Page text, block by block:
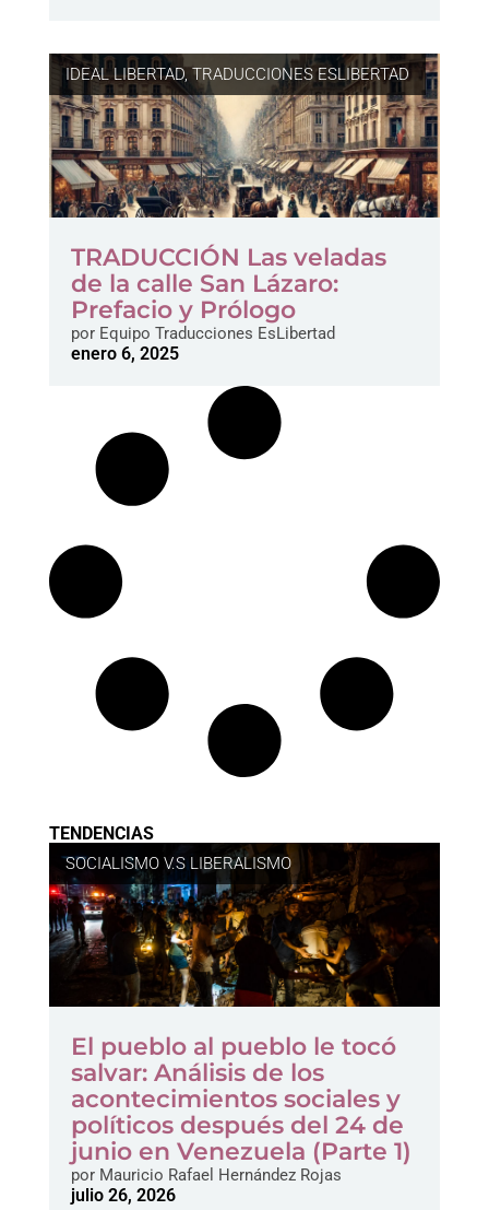
IDEAL LIBERTAD, TRADUCCIONES ESLIBERTAD
TRADUCCIÓN Las veladas
de la calle San Lázaro:
Prefacio y Prólogo
porEquipo Traducciones EsLibertad
enero 6, 2025
TENDENCIAS
SOCIALISMO V.S LIBERALISMO
El pueblo al pueblo le tocó
salvar: Análisis de los
acontecimientos sociales y
políticos después del 24 de
junio en Venezuela (Parte 1)
porMauricio Rafael Hernández Rojas
julio 26, 2026